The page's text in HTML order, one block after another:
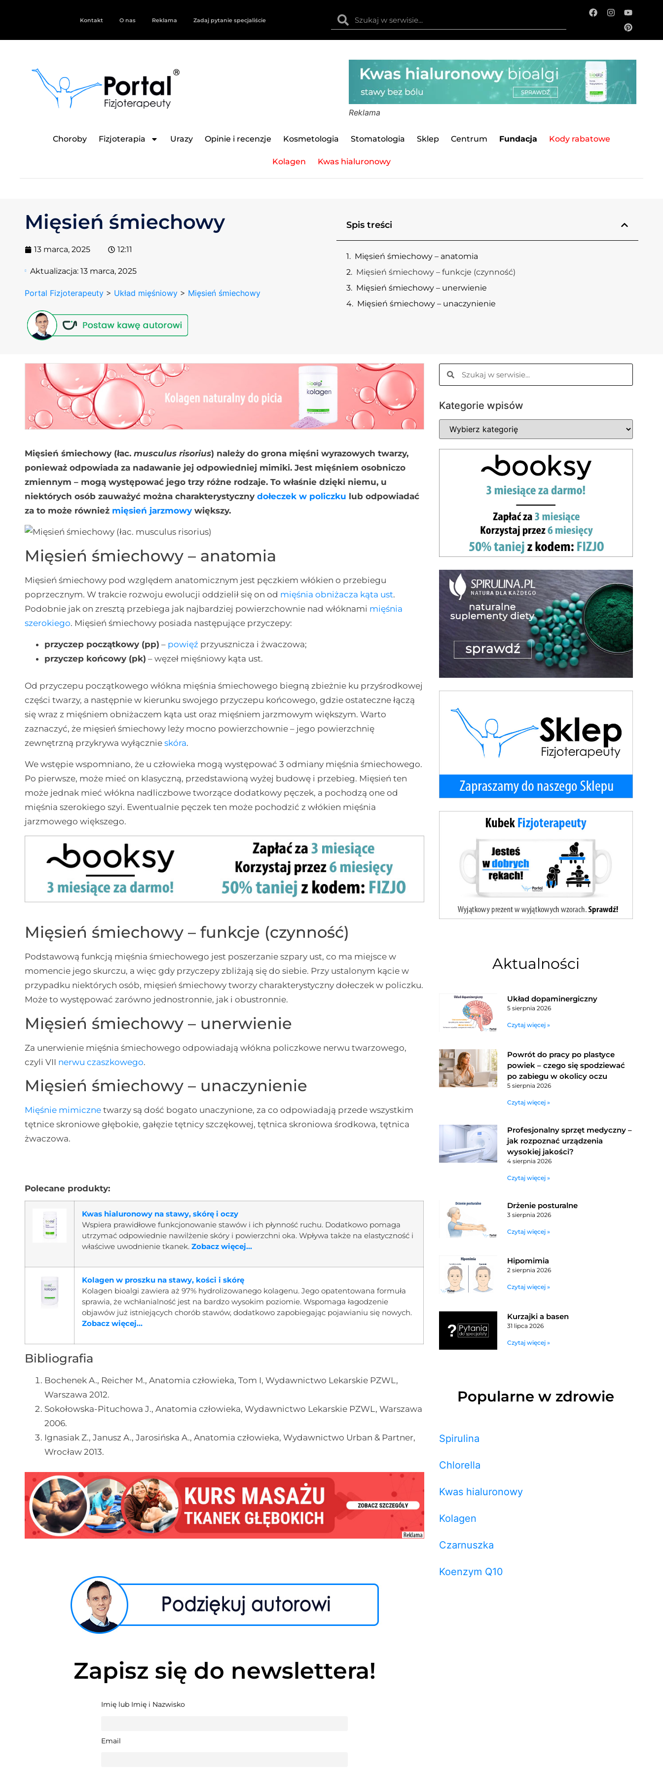
Kontakt O nas Reklama Zadaj pytanie specjaliście
Reklama
Choroby Fizjoterapia Urazy Opinie i recenzje Kosmetologia Stomatologia Sklep Centrum Fundacja Kody rabatowe
Kolagen Kwas hialuronowy
Mięsień śmiechowy
13 marca, 2025 12:11
Aktualizacja:13 marca, 2025
Portal Fizjoterapeuty > Układ mięśniowy > Mięsień śmiechowy
Spis treści
Mięsień śmiechowy – anatomia
Mięsień śmiechowy – funkcje (czynność)
Mięsień śmiechowy – unerwienie
Mięsień śmiechowy – unaczynienie
Mięsień śmiechowy (łac.musculus risorius) należy do grona mięśni wyrazowych twarzy,
ponieważ odpowiada za nadawanie jej odpowiedniej mimiki. Jest mięśniem osobniczo
zmiennym – mogą występować jego trzy różne rodzaje. To właśnie dzięki niemu, u
niektórych osób zauważyć można charakterystycznydołeczek w policzku lub odpowiadać
za to może również mięsień jarzmowy większy.
Mięsień śmiechowy – anatomia
Mięsień śmiechowy pod względem anatomicznym jest pęczkiem włókien o przebiegu
poprzecznym. W trakcie rozwoju ewolucji oddzielił się on od mięśnia obniżacza kąta ust.
Podobnie jak on zresztą przebiega jak najbardziej powierzchownie nad włóknami mięśnia
szerokiego. Mięsień śmiechowy posiada następujące przyczepy:
przyczep początkowy (pp) – powięź przyusznicza i żwaczowa;
przyczep końcowy (pk) – węzeł mięśniowy kąta ust.
Od przyczepu początkowego włókna mięśnia śmiechowego biegną zbieżnie ku przyśrodkowej
części twarzy, a następnie w kierunku swojego przyczepu końcowego, gdzie ostateczne łączą
się wraz z mięśniem obniżaczem kąta ust oraz mięśniem jarzmowym większym. Warto
zaznaczyć, że mięsień śmiechowy leży mocno powierzchownie – jego powierzchnię
zewnętrzną przykrywa wyłącznieskóra.
We wstępie wspomniano, że u człowieka mogą występować 3 odmiany mięśnia śmiechowego.
Po pierwsze, może mieć on klasyczną, przedstawioną wyżej budowę i przebieg. Mięsień ten
może jednak mieć włókna nadliczbowe tworzące dodatkowy pęczek, a pochodzą one od
mięśnia szerokiego szyi. Ewentualnie pęczek ten może pochodzić z włókien mięśnia
jarzmowego większego.
Mięsień śmiechowy – funkcje (czynność)
Podstawową funkcją mięśnia śmiechowego jest poszerzanie szpary ust, co ma miejsce w
momencie jego skurczu, a więc gdy przyczepy zbliżają się do siebie. Przy ustalonym kącie w
przypadku niektórych osób, mięsień śmiechowy tworzy charakterystyczny dołeczek w policzku.
Może to występować zarówno jednostronnie, jak i obustronnie.
Mięsień śmiechowy – unerwienie
Za unerwienie mięśnia śmiechowego odpowiadają włókna policzkowe nerwu twarzowego,
czyli VII nerwu czaszkowego.
Mięsień śmiechowy – unaczynienie
Mięśnie mimiczne twarzy są dość bogato unaczynione, za co odpowiadają przede wszystkim
tętnice skroniowe głębokie, gałęzie tętnicy szczękowej, tętnica skroniowa środkowa, tętnica
żwaczowa.
Polecane produkty:
Kwas hialuronowy na stawy, skórę i oczy
Wspiera prawidłowe funkcjonowanie stawów i ich płynność ruchu. Dodatkowo pomaga
utrzymać odpowiednie nawilżenie skóry i powierzchni oka. Wpływa także na elastyczność i
właściwe uwodnienie tkanek.Zobacz więcej...
Kolagen w proszku na stawy, kości i skórę
Kolagen bioalgi zawiera aż 97% hydrolizowanego kolagenu. Jego opatentowana formuła
sprawia, że wchłanialność jest na bardzo wysokim poziomie. Wspomaga łagodzenie
objawów już istniejących chorób stawów, dodatkowo zapobiegając pojawianiu się nowych.
Zobacz więcej...
Bibliografia
Bochenek A., Reicher M., Anatomia człowieka, Tom I, Wydawnictwo Lekarskie PZWL,
Warszawa 2012.
Sokołowska-Pituchowa J., Anatomia człowieka, Wydawnictwo Lekarskie PZWL, Warszawa
2006.
Ignasiak Z., Janusz A., Jarosińska A., Anatomia człowieka, Wydawnictwo Urban & Partner,
Wrocław 2013.
Zapisz się do newslettera!
Imię lub Imię i Nazwisko
Email
Kategorie wpisów
Aktualności
Układ dopaminergiczny
5 sierpnia 2026
Czytaj więcej »
Powrót do pracy po plastyce
powiek – czego się spodziewać
po zabiegu w okolicy oczu
5 sierpnia 2026
Czytaj więcej »
Profesjonalny sprzęt medyczny –
jak rozpoznać urządzenia
wysokiej jakości?
4 sierpnia 2026
Czytaj więcej »
Drżenie posturalne
3 sierpnia 2026
Czytaj więcej »
Hipomimia
2 sierpnia 2026
Czytaj więcej »
Kurzajki a basen
31 lipca 2026
Czytaj więcej »
Popularne w zdrowie
Spirulina
Chlorella
Kwas hialuronowy
Kolagen
Czarnuszka
Koenzym Q10